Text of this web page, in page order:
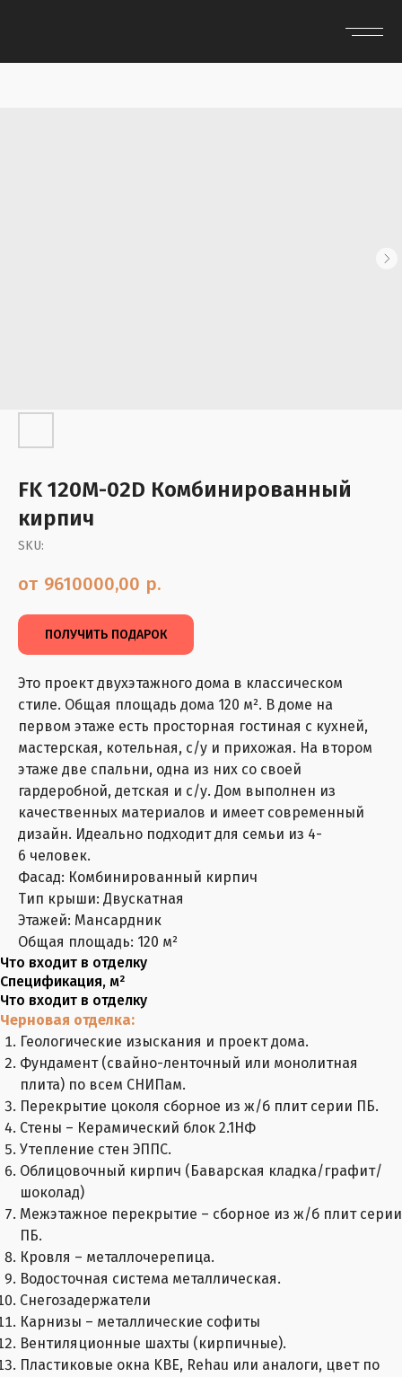
FK 120М-02D Комбинированный
кирпич
SKU:
9610000,00 р.
ПОЛУЧИТЬ ПОДАРОК
Это проект двухэтажного дома в классическом
стиле. Общая площадь дома 120 м². В доме на
первом этаже есть просторная гостиная с кухней,
мастерская, котельная, с/у и прихожая. На втором
этаже две спальни, одна из них со своей
гардеробной, детская и с/у. Дом выполнен из
качественных материалов и имеет современный
дизайн. Идеально подходит для семьи из 4-
6 человек.
Фасад: Комбинированный кирпич
Тип крыши: Двускатная
Этажей: Мансардник
Общая площадь: 120 м²
Что входит в отделку
Спецификация, м²
Что входит в отделку
Черновая отделка:
Геологические изыскания и проект дома.
Фундамент (свайно-ленточный или монолитная
плита) по всем СНИПам.
Перекрытие цоколя сборное из ж/б плит серии ПБ.
Стены – Керамический блок 2.1НФ
Утепление стен ЭППС.
Облицовочный кирпич (Баварская кладка/графит/
шоколад)
Межэтажное перекрытие – сборное из ж/б плит серии
ПБ.
Кровля – металлочерепица.
Водосточная система металлическая.
Снегозадержатели
Карнизы – металлические софиты
Вентиляционные шахты (кирпичные).
Пластиковые окна KBE, Rehau или аналоги, цвет по